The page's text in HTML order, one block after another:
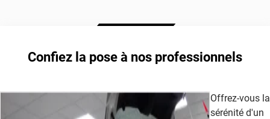
Confiez la pose à nos professionnels
Offrez-vous la
sérénité d'un